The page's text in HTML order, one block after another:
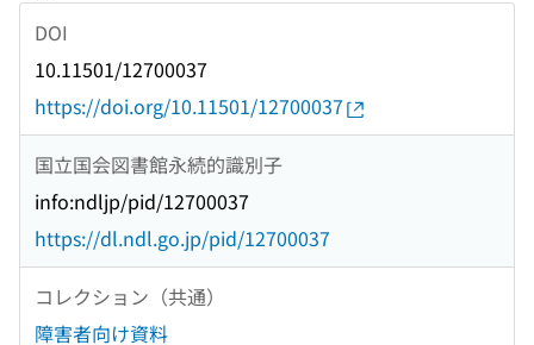
DOI
10.11501/12700037
https://doi.org/10.11501/12700037
国立国会図書館永続的識別子
info:ndljp/pid/12700037
https://dl.ndl.go.jp/pid/12700037
コレクション（共通）
障害者向け資料